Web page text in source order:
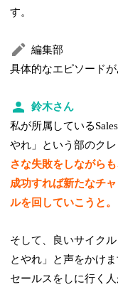
す。
編集部
具体的なエピソード
鈴木さん
私が所属している
やれ」という部のク
さな失敗をしながら
成功すれば新たなチ
ルを回していこうと。
そして、良いサイク
とやれ」と声をかけ
セールスをしに行く人